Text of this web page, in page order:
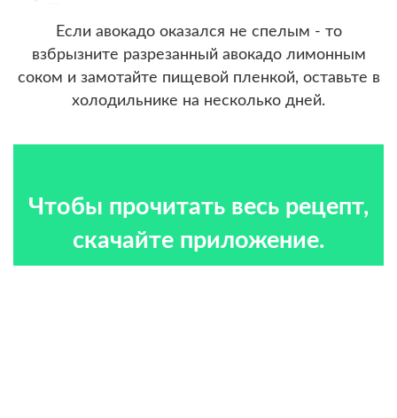
Если авокадо оказался не спелым - то
взбрызните разрезанный авокадо лимонным
соком и замотайте пищевой пленкой, оставьте в
холодильнике на несколько дней.
Чтобы прочитать весь рецепт,
скачайте приложение.